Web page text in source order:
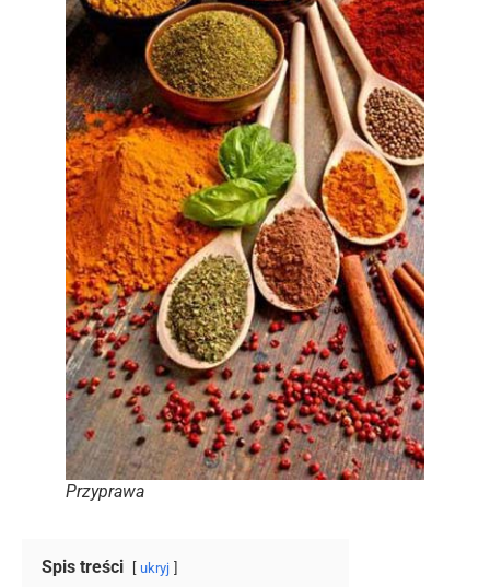
Przyprawa
Spis treści ukryj